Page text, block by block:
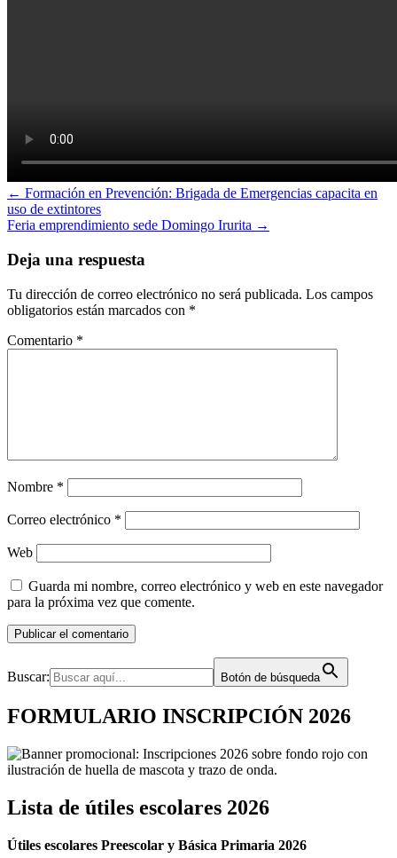
Navegación
de
← Formación en Prevención: Brigada de Emergencias capacita en
uso de extintores
Feria emprendimiento sede Domingo Irurita →
Deja una respuesta
Tu dirección de correo electrónico no será publicada. Los campos
obligatorios están marcados con *
Comentario *
Nombre *
Correo electrónico *
Web
Guarda mi nombre, correo electrónico y web en este navegador
para la próxima vez que comente.
Buscar: Botón de búsqueda
FORMULARIO INSCRIPCIÓN 2026
Lista de útiles escolares 2026
Útiles escolares Preescolar y Básica Primaria 2026